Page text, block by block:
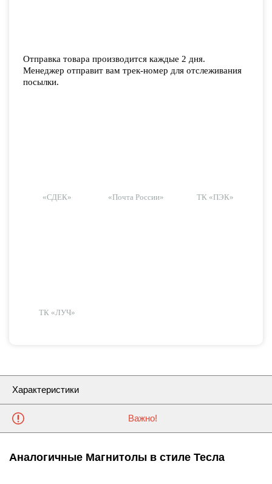
Отправка товара производится каждые 2 дня.
Менеджер отправит вам трек-номер для отслеживания
посылки.
«СДЕК» «Почта России» ТК «ПЭК»
ТК «ЛУЧ»
Характеристики
Важно!
Аналогичные Магнитолы в стиле Тесла